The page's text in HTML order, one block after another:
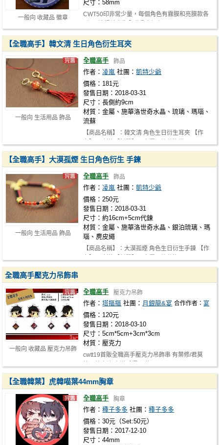
一般向 收藏品 徽章
尺寸：58mm
CWT50印非常少量，每個角色有霧膜和亮膜款各
一般向 生活用品 飾品
【全職高手】韓文清 生日角色衍生耳夾
全職高手 飾品
作者： 凌嵐 社團：凱特少爺
價格：181元
發售日期：2018-03-31
尺寸：長側約9cm
材質：金屬、施華洛世奇水晶、琉璃、瑪瑙、
流蘇
【商品名稱】：韓文清 角色生日衍生耳夾 【作
一般向 生活用品 飾品
【全職高手】大漠孤煙 生日角色衍生 手鍊
全職高手 飾品
作者： 凌嵐 社團：凱特少爺
價格：250元
發售日期：2018-03-31
尺寸：約16cm+5cm代鍊
材質：金屬、施華洛世奇水晶、銀泊琉璃、瑪
瑙、麂皮繩
【商品名稱】：大漠孤煙 角色生日衍生手鍊 【作
一般向 收藏品 壓克力吊飾
全職高手壓克力吊飾串
全職高手 壓克力吊飾
作者：塔摳摳 社團： 月銀龍&宴 合作作者：宴
價格：120元
發售日期：2018-03-10
尺寸：5cm*5cm+3cm*3cm
材質：壓克力
cwtt19首販​​ 全職高手壓克力吊飾串 有葉修/君莫
【全職韓葉】虎韓喵葉44mm胸章
全職高手 胸章
作者：種子多多 社團：種子多多
價格：30元（Set:50元）
發售日期：2017-12-10
尺寸：44mm